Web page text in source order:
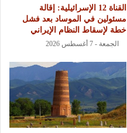
القناة 12 الإسرائيلية: إقالة
مسئولين في الموساد بعد فشل
خطة لإسقاط النظام الإيراني
الجمعة - 7 أغسطس 2026